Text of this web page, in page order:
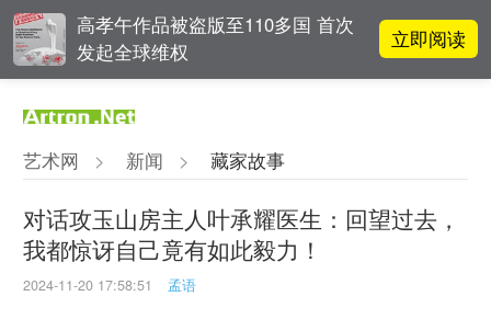
高孝午作品被盗版至110多国 首次
发起全球维权
立即阅读
影响力榜单
李铁夫冯钢百领衔 作为群体的早期
粤籍留美艺术家
春雨斋主人房茂梁：“好运气”的90
后古玩经纪人
艺术网 > 新闻 > 藏家故事
对话攻玉山房主人叶承耀医生：回望过去，
我都惊讶自己竟有如此毅力！
2024-11-20 17:58:51 孟语